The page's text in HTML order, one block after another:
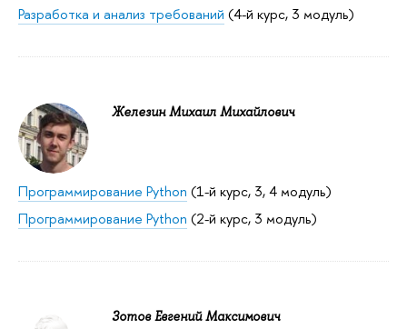
Разработка и анализ требований (4-й курс, 3 модуль)
Железин Михаил Михайлович
Программирование Python (1-й курс, 3, 4 модуль)
Программирование Python (2-й курс, 3 модуль)
Зотов Евгений Максимович